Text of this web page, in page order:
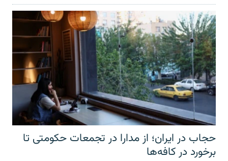
حجاب در ایران؛ از مدارا در تجمعات حکومتی تا
برخورد در کافه‌ها